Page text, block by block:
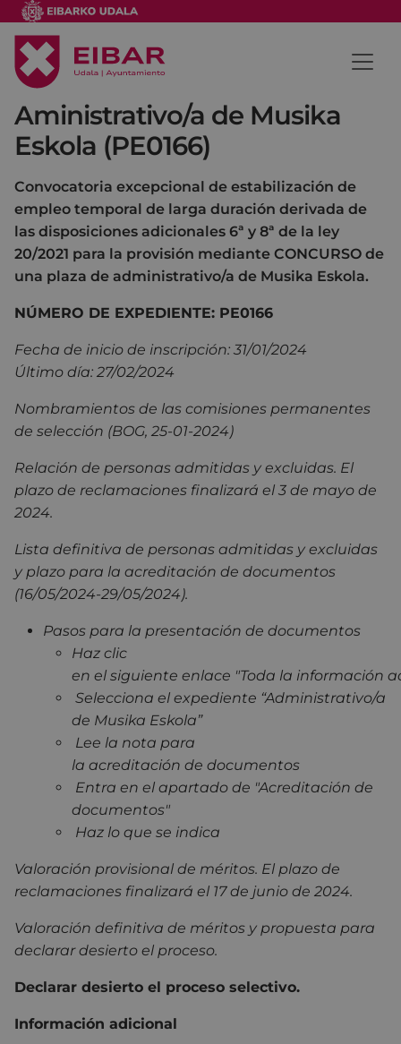
Aministrativo/a de Musika
Eskola (PE0166)
Convocatoria excepcional de estabilización de
empleo temporal de larga duración derivada de
las disposiciones adicionales 6ª y 8ª de la ley
20/2021 para la provisión mediante CONCURSO de
una plaza de administrativo/a de Musika Eskola.
NÚMERO DE EXPEDIENTE: PE0166
Fecha de inicio de inscripción: 31/01/2024
Último día: 27/02/2024
Nombramientos de las comisiones permanentes
de selección (BOG, 25-01-2024)
Relación de personas admitidas y excluidas. El
plazo de reclamaciones finalizará el 3 de mayo de
2024.
Lista definitiva de personas admitidas y excluidas
y plazo para la acreditación de documentos
(16/05/2024-29/05/2024).
Pasos para la presentación de documentos
Haz clic
en el siguiente enlace "Toda la información
Selecciona el expediente “Administrativo/a
de Musika Eskola”
Lee la nota para
la acreditación de documentos
Entra en el apartado de "Acreditación de
documentos"
Haz lo que se indica
Valoración provisional de méritos. El plazo de
reclamaciones finalizará el 17 de junio de 2024.
Valoración definitiva de méritos y propuesta para
declarar desierto el proceso.
Declarar desierto el proceso selectivo.
Información adicional